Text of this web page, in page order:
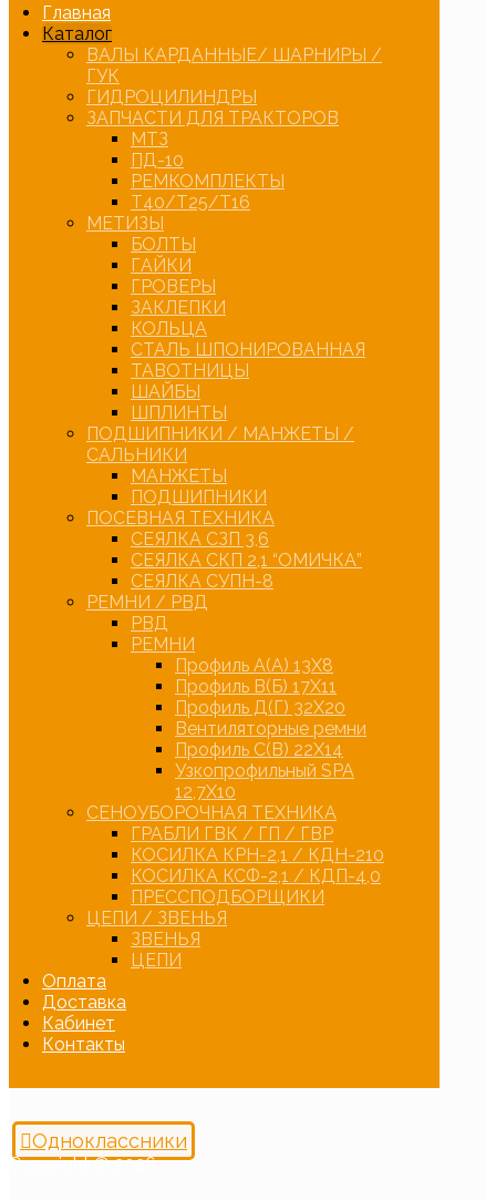
Главная
Каталог
ВАЛЫ КАРДАННЫЕ/ ШАРНИРЫ /
ГУК
ГИДРОЦИЛИНДРЫ
ЗАПЧАСТИ ДЛЯ ТРАКТОРОВ
МТЗ
ПД-10
РЕМКОМПЛЕКТЫ
Т40/Т25/Т16
МЕТИЗЫ
БОЛТЫ
ГАЙКИ
ГРОВЕРЫ
ЗАКЛЕПКИ
КОЛЬЦА
СТАЛЬ ШПОНИРОВАННАЯ
ТАВОТНИЦЫ
ШАЙБЫ
ШПЛИНТЫ
ПОДШИПНИКИ / МАНЖЕТЫ /
САЛЬНИКИ
МАНЖЕТЫ
ПОДШИПНИКИ
ПОСЕВНАЯ ТЕХНИКА
СЕЯЛКА СЗП 3,6
СЕЯЛКА СКП 2,1 “ОМИЧКА”
СЕЯЛКА СУПН-8
РЕМНИ / РВД
РВД
РЕМНИ
Профиль А(А) 13Х8
Профиль В(Б) 17Х11
Профиль Д(Г) 32Х20
Вентиляторные ремни
Профиль С(В) 22Х14
Узкопрофильный SPA
12,7Х10
СЕНОУБОРОЧНАЯ ТЕХНИКА
ГРАБЛИ ГВК / ГП / ГВР
КОСИЛКА КРН-2,1 / КДН-210
КОСИЛКА КСФ-2,1 / КДП-4,0
ПРЕССПОДБОРЩИКИ
ЦЕПИ / ЗВЕНЬЯ
ЗВЕНЬЯ
ЦЕПИ
Оплата
Доставка
Кабинет
Контакты
Одноклассники
Copyright © 2026